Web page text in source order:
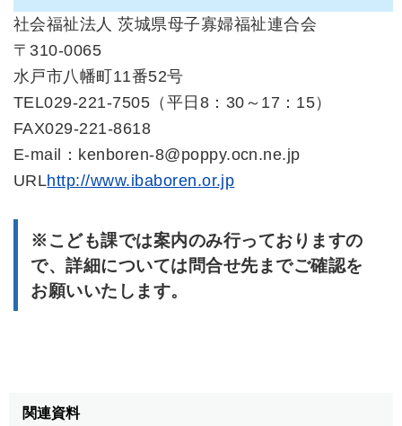
社会福祉法人 茨城県母子寡婦福祉連合会
〒310-0065
水戸市八幡町11番52号
TEL029-221-7505（平日8：30～17：15）
FAX029-221-8618
E-mail：kenboren-8@poppy.ocn.ne.jp
URLhttp://www.ibaboren.or.jp
※こども課では案内のみ行っておりますの
で、詳細については問合せ先までご確認を
お願いいたします。
関連資料